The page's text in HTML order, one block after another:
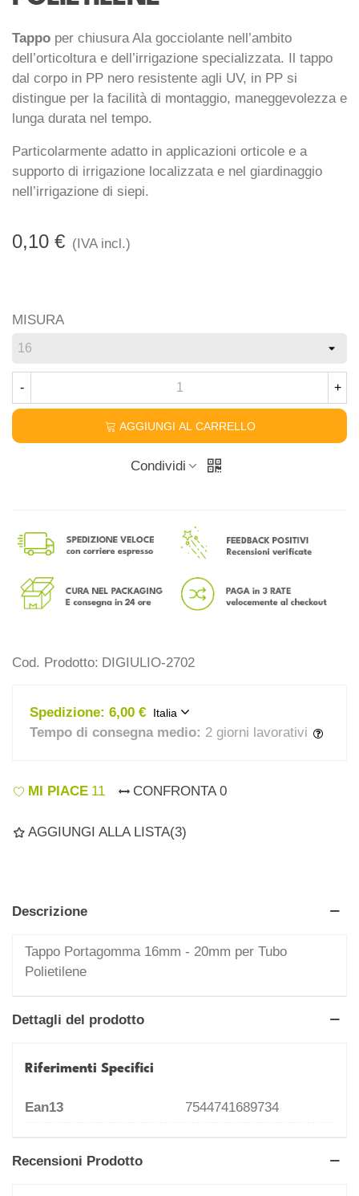
Tappo per chiusura Ala gocciolante nell’ambito
dell’orticoltura e dell’irrigazione specializzata. Il tappo
dal corpo in PP nero resistente agli UV, in PP si
distingue per la facilità di montaggio, maneggevolezza e
lunga durata nel tempo.
Particolarmente adatto in applicazioni orticole e a
supporto di irrigazione localizzata e nel giardinaggio
nell’irrigazione di siepi.
0,10 € (IVA incl.)
MISURA
- +
AGGIUNGI AL CARRELLO
Condividi
Cod. Prodotto: DIGIULIO-2702
Spedizione: 6,00 € Italia
Tempo di consegna medio: 2 giorni lavorativi
MI PIACE 11 CONFRONTA 0
AGGIUNGI ALLA LISTA(3)
Descrizione
Tappo Portagomma 16mm - 20mm per Tubo
Polietilene
Dettagli del prodotto
Riferimenti Specifici
Ean13 7544741689734
Recensioni Prodotto